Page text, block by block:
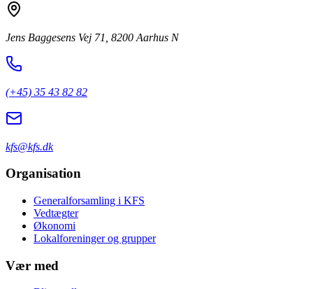
Jens Baggesens Vej 71, 8200 Aarhus N
(+45) 35 43 82 82
kfs@kfs.dk
Organisation
Generalforsamling i KFS
Vedtægter
Økonomi
Lokalforeninger og grupper
Vær med